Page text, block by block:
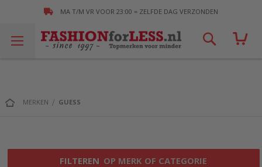
MA T/M VR VOOR 23:00 = ZELFDE DAG VERZONDEN
MERKEN GUESS
FILTEREN OP MERK OF CATEGORIE